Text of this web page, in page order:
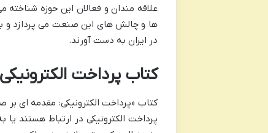
علاقه مندان و فعالان این حوزه
ها و چالش های این صنعت می پردازد و
در ایران به دست آورند.
کتاب پرداخت
کتاب «پرداخت الکترونیکی: مقدمه ای
پرداخت الکترونیکی در ارتباط هستند